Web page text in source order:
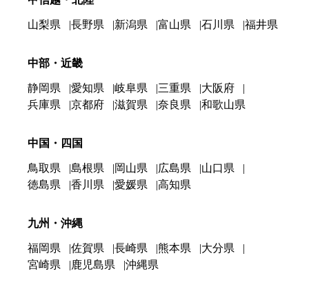
山梨県 長野県 新潟県 富山県 石川県 福井県
中部・近畿
静岡県 愛知県 岐阜県 三重県
大阪府
兵庫県
京都府 滋賀県 奈良県 和歌山県
中国・四国
鳥取県 島根県 岡山県 広島県
山口県
徳島県
香川県 愛媛県 高知県
九州・沖縄
福岡県 佐賀県 長崎県 熊本県
大分県
宮崎県
鹿児島県 沖縄県